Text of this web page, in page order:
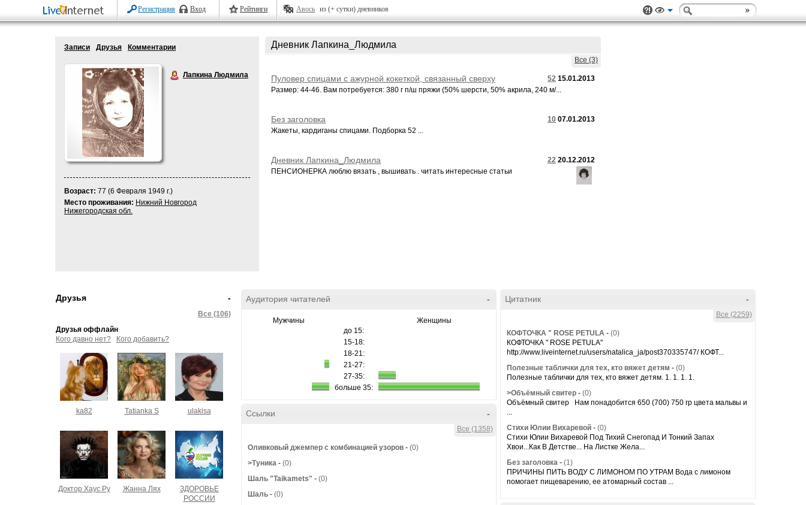
Регистрация Вход Рейтинги Авось из (+ сутки) дневников
Записи Друзья Комментарии
Лапкина Людмила
Возраст: 77 (6 Февраля 1949 г.)
Место проживания: Нижний Новгород
Нижегородская обл.
Дневник Лапкина_Людмила
Все (3)
52 15.01.2013
Пуловер спицами с ажурной кокеткой, связанный сверху
Размер: 44-46. Вам потребуется: 380 г п/ш пряжи (50% шерсти, 50% акрила, 240 м/...
10 07.01.2013
Без заголовка
Жакеты, кардиганы спицами. Подборка 52 ...
22 20.12.2012
Дневник Лапкина_Людмила
ПЕНСИОНЕРКА люблю вязать , вышивать . читать интересные статьи
-
Друзья
Все (106)
Друзья оффлайн
Кого давно нет?
Кого добавить?
ka82 Tatianka S ulakisa
Доктор Хаус Ру Жанна Лях
ЗДОРОВЬЕ
РОССИИ
-
Аудитория читателей
Мужчины
Женщины
до 15:
15-18:
18-21:
21-27:
27-35:
больше 35:
-
Ссылки
Все (1358)
Оливковый джемпер с комбинацией узоров - (0)
>Туника - (0)
Шаль "Taikamets" - (0)
Шаль - (0)
-
Цитатник
Все (2259)
КОФТОЧКА " ROSE PETULA - (0)
КОФТОЧКА " ROSE PETULA"
http://www.liveinternet.ru/users/natalica_ja/post370335747/ КОФТ...
Полезные таблички для тех, кто вяжет детям - (0)
Полезные таблички для тех, кто вяжет детям. 1. 1. 1. 1.
>Объёмный свитер - (0)
Объёмный свитер Нам понадобится 650 (700) 750 гр цвета мальвы и
...
Стихи Юлии Вихаревой - (0)
Стихи Юлии Вихаревой Под Тихий Снегопад И Тонкий Запах
Хвои...Как В Детстве... На Листке Жела...
Без заголовка - (1)
ПРИЧИНЫ ПИТЬ ВОДУ С ЛИМОНОМ ПО УТРАМ Вода с лимоном
помогает пищеварению, ее атомарный состав ...